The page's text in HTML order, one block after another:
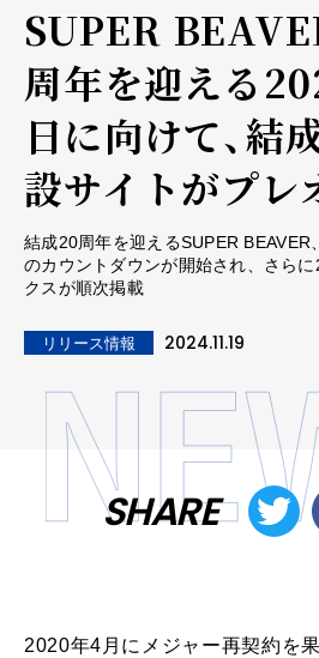
SUPER
周年を迎える
日に向けて、結
設サイトがプレ
結成20周年を迎えるSUPER
のカウントダウンが開始され、さら
クスが順次掲載
リリース情報 2024.11.19
SHARE
2020年4月にメジャー再契約を